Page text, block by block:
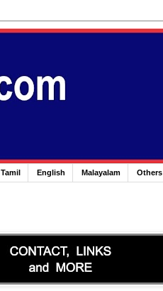
Tamil English Malayalam Others